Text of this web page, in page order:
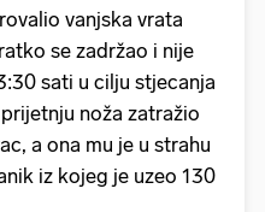
vanjska vrata
se zadržao i nije
sati u cilju stjecanja
noža zatražio
a ona mu je u strahu
iz kojeg je uzeo 130